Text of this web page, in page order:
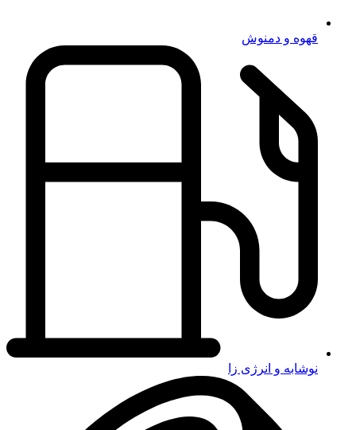
قهوه و دمنوش
نوشابه و انرژی زا